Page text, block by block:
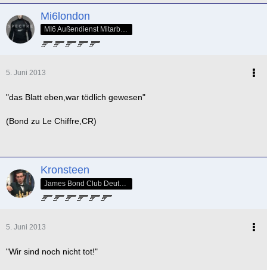
Mi6london
MI6 Außendienst Mitarbeiter
5. Juni 2013
"das Blatt eben,war tödlich gewesen"
(Bond zu Le Chiffre,CR)
Kronsteen
James Bond Club Deutschland - SPECTRE Nr. 005
5. Juni 2013
"Wir sind noch nicht tot!"